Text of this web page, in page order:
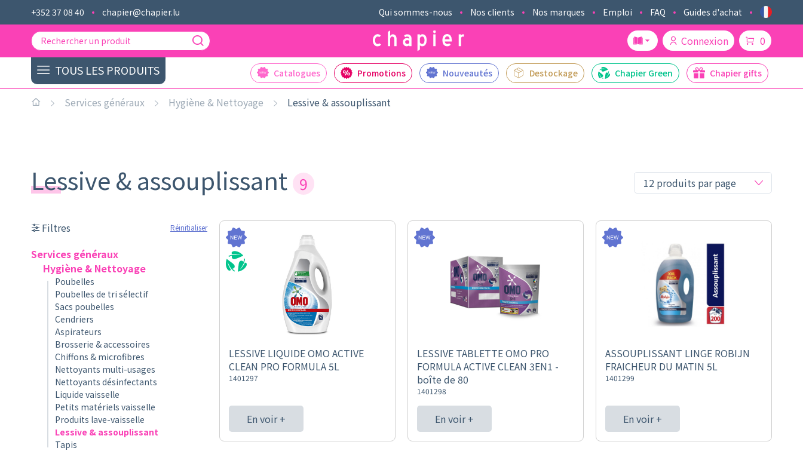
+352 37 08 40 chapier@chapier.lu Qui sommes-nous Nos clients Nos marques Emploi FAQ Guides d'achat
Connexion 0
TOUS LES PRODUITS Catalogues Promotions Nouveautés Destockage Chapier Green Chapier gifts
Services généraux Hygiène & Nettoyage Lessive & assouplissant
Lessive & assouplissant 9
Filtres Réinitialiser
Services généraux
Hygiène & Nettoyage
Poubelles
Poubelles de tri sélectif
Sacs poubelles
Cendriers
Aspirateurs
Brosserie & accessoires
Chiffons & microfibres
Nettoyants multi-usages
Nettoyants désinfectants
Liquide vaisselle
Petits matériels vaisselle
Produits lave-vaisselle
Lessive & assouplissant
Tapis
LESSIVE LIQUIDE OMO ACTIVE
CLEAN PRO FORMULA 5L
1401297
En voir +
LESSIVE TABLETTE OMO PRO
FORMULA ACTIVE CLEAN 3EN1 -
boîte de 80
1401298
En voir +
ASSOUPLISSANT LINGE ROBIJN
FRAICHEUR DU MATIN 5L
1401299
En voir +